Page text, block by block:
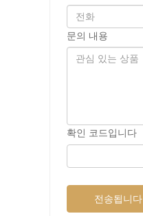
문의 내용
확인 코드입니다
전송됩니다